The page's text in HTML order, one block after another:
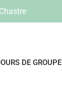
DE GROUPE